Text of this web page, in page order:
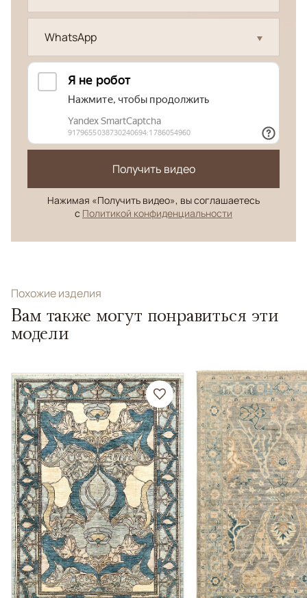
WhatsApp
Получить видео
Нажимая «Получить видео», вы соглашаетесь
с Политикой конфиденциальности
Похожие изделия
Вам также могут понравиться эти
модели